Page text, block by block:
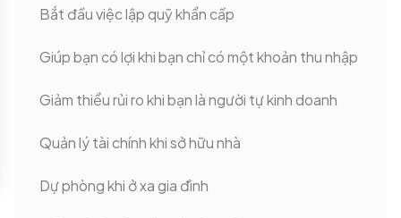
Bắt đầu việc lập quỹ khẩn cấp
Giúp bạn có lợi khi bạn chỉ có một khoản thu nhập
Giảm thiểu rủi ro khi bạn là người tự kinh doanh
Quản lý tài chính khi sở hữu nhà
Dự phòng khi ở xa gia đình